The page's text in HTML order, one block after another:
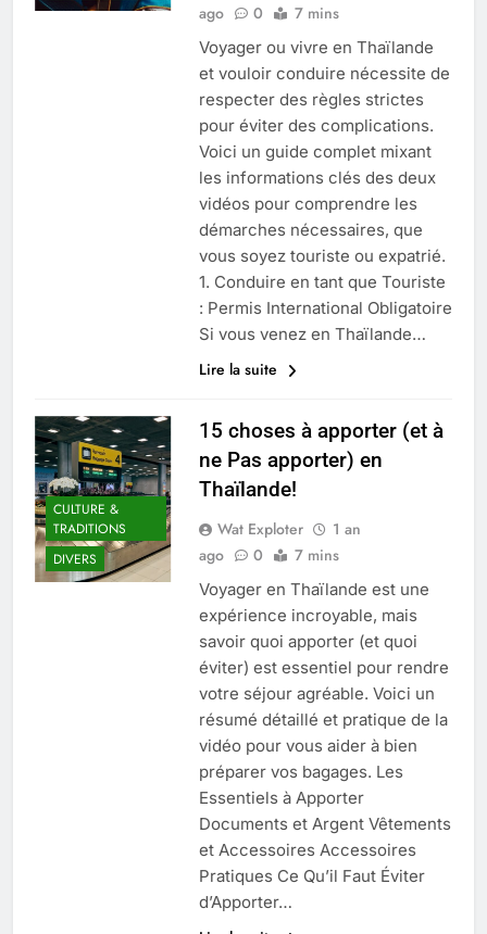
ago
0 7 mins
Voyager ou vivre en Thaïlande
et vouloir conduire nécessite de
respecter des règles strictes
pour éviter des complications.
Voici un guide complet mixant
les informations clés des deux
vidéos pour comprendre les
démarches nécessaires, que
vous soyez touriste ou expatrié.
1. Conduire en tant que Touriste
: Permis International Obligatoire
Si vous venez en Thaïlande…
Lire la suite
CULTURE &
TRADITIONS
DIVERS
15 choses à apporter (et à
ne Pas apporter) en
Thaïlande!
Wat Exploter
1 an
ago
0 7 mins
Voyager en Thaïlande est une
expérience incroyable, mais
savoir quoi apporter (et quoi
éviter) est essentiel pour rendre
votre séjour agréable. Voici un
résumé détaillé et pratique de la
vidéo pour vous aider à bien
préparer vos bagages. Les
Essentiels à Apporter
Documents et Argent Vêtements
et Accessoires Accessoires
Pratiques Ce Qu’il Faut Éviter
d’Apporter…